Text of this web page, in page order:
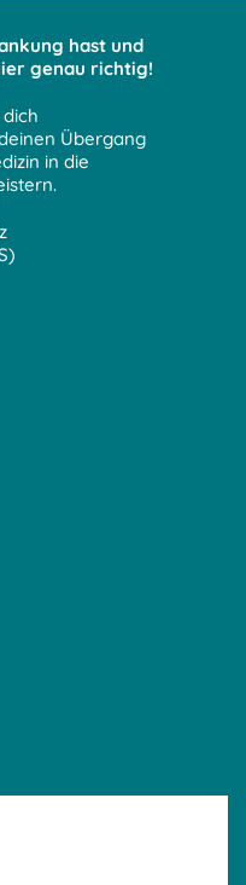
hast und
genau richtig!
Übergang
in die